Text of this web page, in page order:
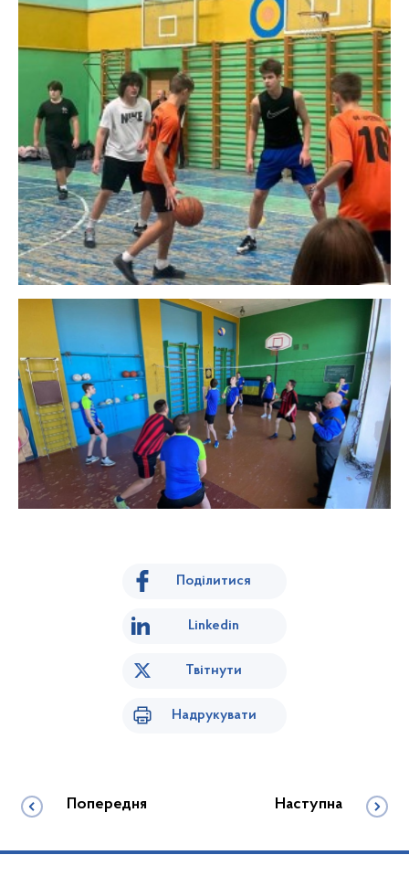
Поділитися
Linkedin
Твітнути
Надрукувати
Попередня Наступна